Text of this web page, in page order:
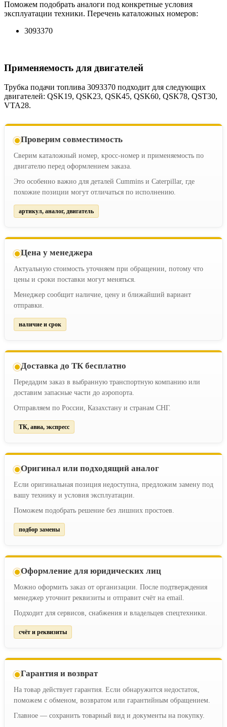
Поможем подобрать аналоги под конкретные условия
эксплуатации техники. Перечень каталожных номеров:
3093370
Применяемость для двигателей
Трубка подачи топлива 3093370 подходит для следующих
двигателей: QSK19, QSK23, QSK45, QSK60, QSK78, QST30,
VTA28.
Проверим совместимость
Сверим каталожный номер, кросс-номер и применяемость по
двигателю перед оформлением заказа.
Это особенно важно для деталей Cummins и Caterpillar, где
похожие позиции могут отличаться по исполнению.
артикул, аналог, двигатель
Цена у менеджера
Актуальную стоимость уточняем при обращении, потому что
цены и сроки поставки могут меняться.
Менеджер сообщит наличие, цену и ближайший вариант
отправки.
наличие и срок
Доставка до ТК бесплатно
Передадим заказ в выбранную транспортную компанию или
доставим запасные части до аэропорта.
Отправляем по России, Казахстану и странам СНГ.
ТК, авиа, экспресс
Оригинал или подходящий аналог
Если оригинальная позиция недоступна, предложим замену под
вашу технику и условия эксплуатации.
Поможем подобрать решение без лишних простоев.
подбор замены
Оформление для юридических лиц
Можно оформить заказ от организации. После подтверждения
менеджер уточнит реквизиты и отправит счёт на email.
Подходит для сервисов, снабжения и владельцев спецтехники.
счёт и реквизиты
Гарантия и возврат
На товар действует гарантия. Если обнаружится недостаток,
поможем с обменом, возвратом или гарантийным обращением.
Главное — сохранить товарный вид и документы на покупку.